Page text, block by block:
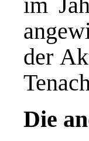
der
Die